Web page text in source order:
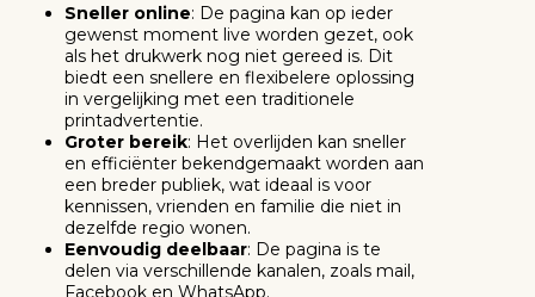
Sneller online: De pagina kan op ieder
gewenst moment live worden gezet, ook
als het drukwerk nog niet gereed is. Dit
biedt een snellere en flexibelere oplossing
in vergelijking met een traditionele
printadvertentie.
Groter bereik: Het overlijden kan sneller
en efficiënter bekendgemaakt worden aan
een breder publiek, wat ideaal is voor
kennissen, vrienden en familie die niet in
dezelfde regio wonen.
Eenvoudig deelbaar: De pagina is te
delen via verschillende kanalen, zoals mail,
Facebook en WhatsApp.